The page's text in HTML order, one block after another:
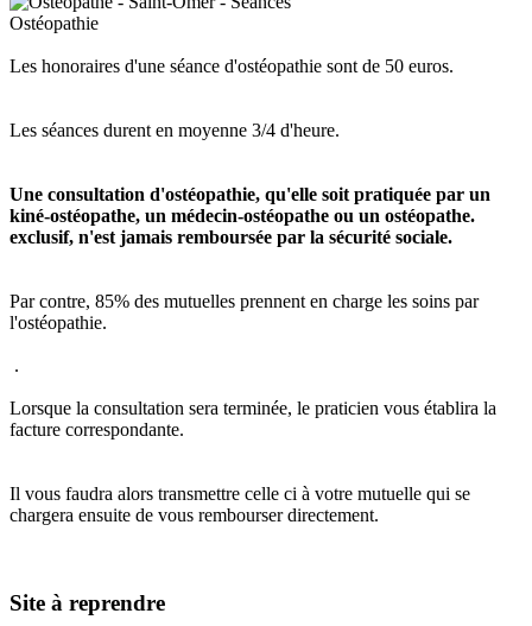
Les honoraires d'une séance d'ostéopathie sont de 50 euros.
Les séances durent en moyenne 3/4 d'heure.
Une consultation d'ostéopathie, qu'elle soit pratiquée par un
kiné-ostéopathe, un médecin-ostéopathe ou un ostéopathe.
exclusif, n'est jamais remboursée par la sécurité sociale.
Par contre, 85% des mutuelles prennent en charge les soins par
l'ostéopathie.
.
Lorsque la consultation sera terminée, le praticien vous établira la
facture correspondante.
Il vous faudra alors transmettre celle ci à votre mutuelle qui se
chargera ensuite de vous rembourser directement.
Site à reprendre